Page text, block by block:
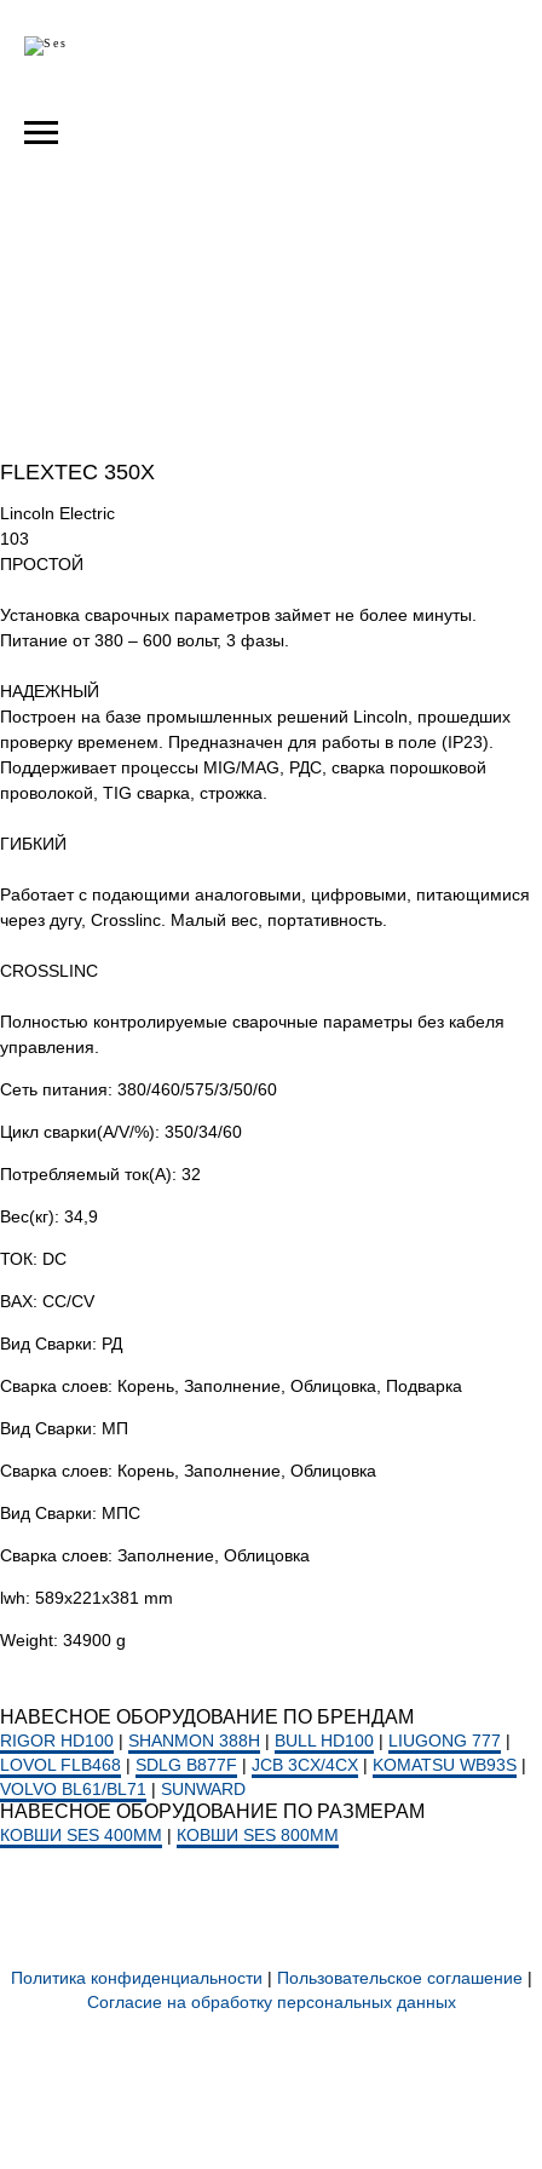
FLEXTEC 350X
Lincoln Electric
103
ПРОСТОЙ
Установка сварочных параметров займет не более минуты.
Питание от 380 – 600 вольт, 3 фазы.
НАДЕЖНЫЙ
Построен на базе промышленных решений Lincoln, прошедших
проверку временем. Предназначен для работы в поле (IP23).
Поддерживает процессы MIG/MAG, РДС, сварка порошковой
проволокой, TIG сварка, строжка.
ГИБКИЙ
Работает с подающими аналоговыми, цифровыми, питающимися
через дугу, Crosslinc. Малый вес, портативность.
CROSSLINC
Полностью контролируемые сварочные параметры без кабеля
управления.
Сеть питания: 380/460/575/3/50/60
Цикл сварки(А/V/%): 350/34/60
Потребляемый ток(А): 32
Вес(кг): 34,9
ТОК: DC
ВАХ: СС/CV
Вид Сварки: РД
Сварка слоев: Корень, Заполнение, Облицовка, Подварка
Вид Сварки: МП
Сварка слоев: Корень, Заполнение, Облицовка
Вид Сварки: МПС
Сварка слоев: Заполнение, Облицовка
lwh: 589x221x381 mm
Weight: 34900 g
НАВЕСНОЕ ОБОРУДОВАНИЕ ПО БРЕНДАМ
RIGOR HD100 | SHANMON 388H | BULL HD100 | LIUGONG 777 |
LOVOL FLB468 | SDLG B877F | JCB 3CX/4CX | KOMATSU WB93S |
VOLVO BL61/BL71 | SUNWARD
НАВЕСНОЕ ОБОРУДОВАНИЕ ПО РАЗМЕРАМ
КОВШИ SES 400ММ | КОВШИ SES 800ММ
Политика конфиденциальности | Пользовательское соглашение|
Согласие на обработку персональных данных